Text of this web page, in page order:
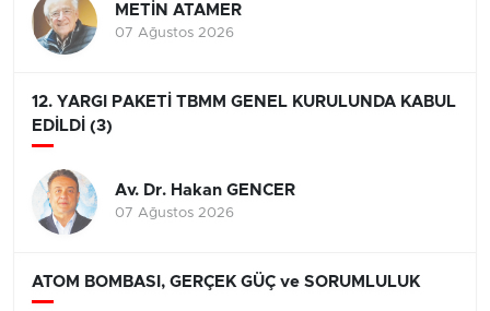
METİN ATAMER
07 Ağustos 2026
12. YARGI PAKETİ TBMM GENEL KURULUNDA KABUL
EDİLDİ (3)
Av. Dr. Hakan GENCER
07 Ağustos 2026
ATOM BOMBASI, GERÇEK GÜÇ ve SORUMLULUK